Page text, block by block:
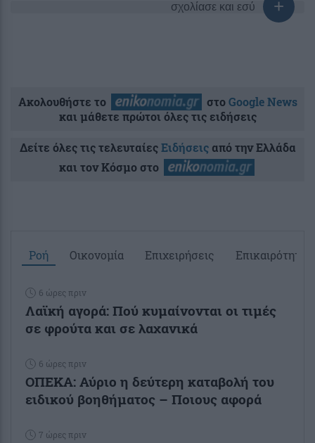
σχολίασε και εσύ
Ακολουθήστε το στοGoogle News
και μάθετε πρώτοι όλες τις ειδήσεις
Δείτε όλες τις τελευταίεςΕιδήσειςαπό την Ελλάδα
και τον Κόσμο στο
Ροή Οικονομία Επιχειρήσεις Επικαιρότητα
6 ώρες πριν
Λαϊκή αγορά: Πού κυμαίνονται οι τιμές
σε φρούτα και σε λαχανικά
6 ώρες πριν
ΟΠΕΚΑ: Αύριο η δεύτερη καταβολή του
ειδικού βοηθήματος – Ποιους αφορά
7 ώρες πριν